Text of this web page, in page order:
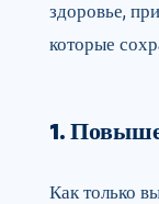
здоровье,
которые
1.
Как только